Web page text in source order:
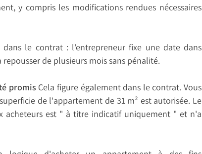
y compris les modifications rendues nécessaires
dans le contrat : l'entrepreneur fixe une date dans
de plusieurs mois sans pénalité.
promis Cela figure également dans le contrat. Vous
de l'appartement de 31 m² est autorisée. Le
acheteurs est " à titre indicatif uniquement " et n'a